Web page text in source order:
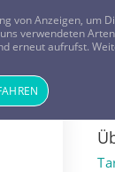
Magazin
von Anzeigen, um
verwendeten
erneut aufrufst.